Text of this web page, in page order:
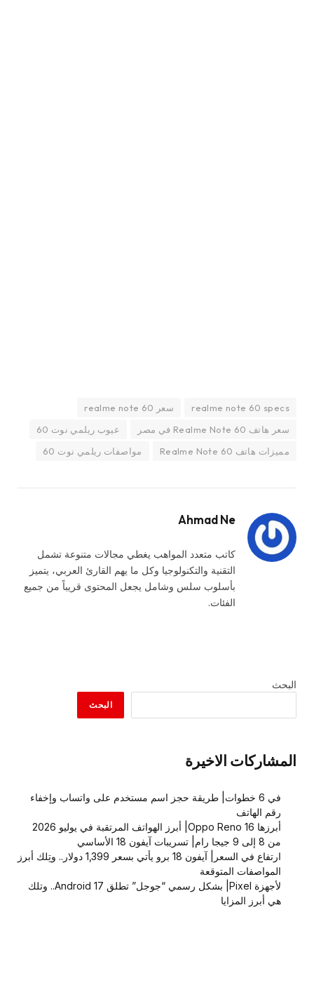
realme note 60 specs
سعر realme note 60
سعر هاتف Realme Note 60 في مصر
عيوب ريلمي نوت 60
مميزات هاتف Realme Note 60
مواصفات ريلمي نوت 60
Ahmad Ne
كاتب متعدد المواهب يغطي مجالات متنوعة تشمل
التقنية والتكنولوجيا وكل ما يهم القارئ العربي، يتميز
بأسلوب سلس وشامل يجعل المحتوى قريباً من جميع
الفئات.
البحث
البحث
المشاركات الاخيرة
في 6 خطوات| طريقة حجز اسم مستخدم على واتساب وإخفاء
رقم الهاتف
أبرزها Oppo Reno 16| أبرز الهواتف المرتقبة في يوليو 2026
من 8 إلى 9 جيجا رام| تسريبات آيفون 18 الأساسي
ارتفاع في السعر| آيفون 18 برو يأتي بسعر 1,399 دولار.. وتِلك أبرز
المواصفات المتوقعة
لأجهزة Pixel| بشكل رسمي “جوجل” تطلق Android 17.. وتلك
هي أبرز المزايا